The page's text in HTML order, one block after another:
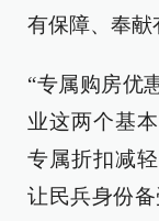
有保障、奉献
“专属购房优
业这两个基
专属折扣减
让民兵身份